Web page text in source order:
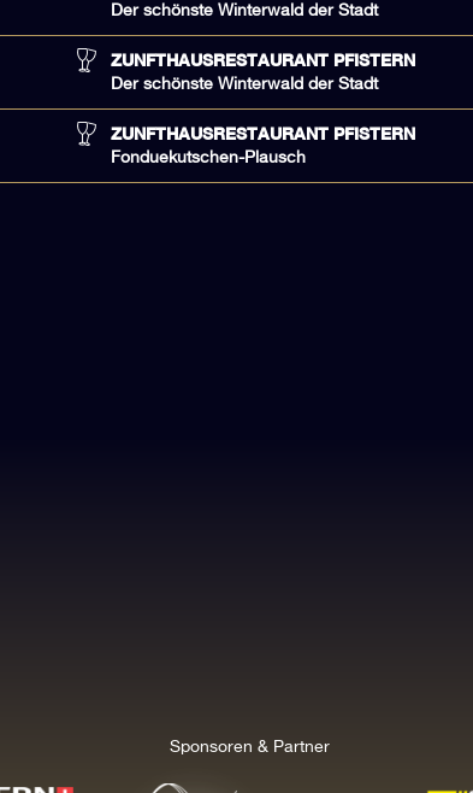
Der schönste Winterwald der Stadt
ZUNFTHAUSRESTAURANT PFISTERN
Der schönste Winterwald der Stadt
ZUNFTHAUSRESTAURANT PFISTERN
Fonduekutschen-Plausch
Sponsoren & Partner